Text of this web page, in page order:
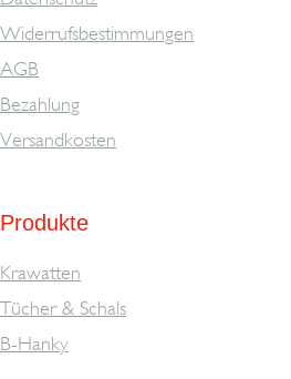
Widerrufsbestimmungen
AGB
Bezahlung
Versandkosten
Produkte
Krawatten
Tücher & Schals
B-Hanky